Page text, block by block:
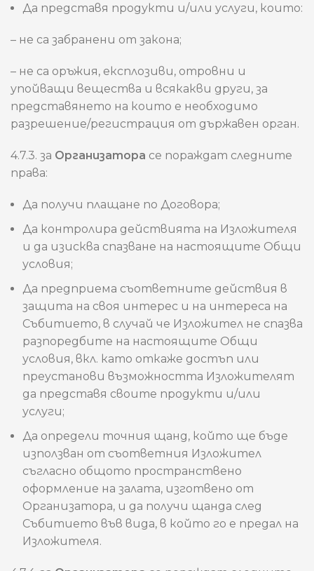
Да представя продукти и/или услуги, които:
– не са забранени от закона;
– не са оръжия, експлозиви, отровни и
упойващи вещества и всякакви други, за
представянето на които е необходимо
разрешение/регистрация от държавен орган.
4.7.3. за Организатора се пораждат следните
права:
Да получи плащане по Договора;
Да контролира действията на Изложителя
и да изисква спазване на настоящите Общи
условия;
Да предприема съответните действия в
защита на своя интерес и на интереса на
Събитието, в случай че Изложител не спазва
разпоредбите на настоящите Общи
условия, вкл. като откаже достъп или
преустанови възможността Изложителят
да представя своите продукти и/или
услуги;
Да определи точния щанд, който ще бъде
използван от съответния Изложител
съгласно общото пространствено
оформление на залата, изготвено от
Организатора, и да получи щанда след
Събитието във вида, в който го е предал на
Изложителя.